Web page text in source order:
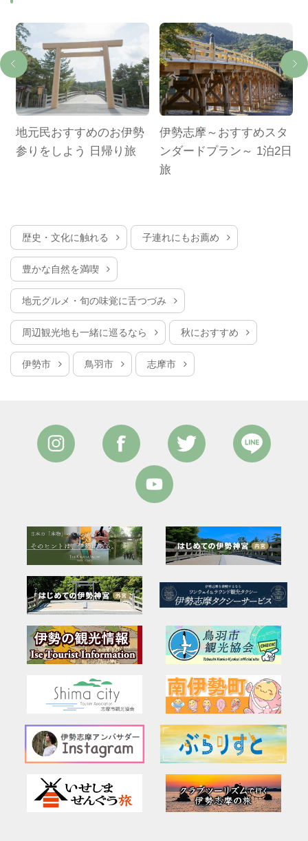
地元民おすすめのお伊勢
参りをしよう 日帰り旅
伊勢志摩～おすすめスタ
ンダードプラン～ 1泊2日
旅
歴史・文化に触れる 子連れにもお薦め
豊かな自然を満喫
地元グルメ・旬の味覚に舌つづみ
周辺観光地も一緒に巡るなら 秋におすすめ
伊勢市 鳥羽市 志摩市